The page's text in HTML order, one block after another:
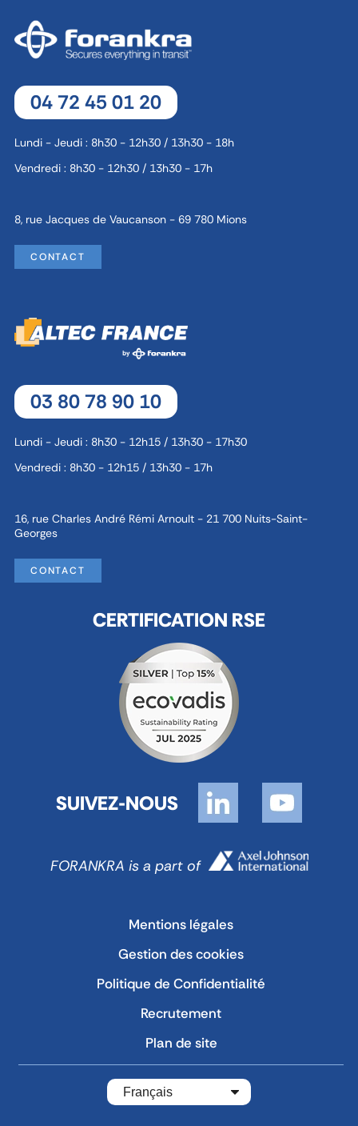
04 72 45 01 20
Lundi - Jeudi : 8h30 - 12h30 / 13h30 - 18h
Vendredi : 8h30 - 12h30 / 13h30 - 17h
8, rue Jacques de Vaucanson - 69 780 Mions
CONTACT
03 80 78 90 10
Lundi - Jeudi : 8h30 - 12h15 / 13h30 - 17h30
Vendredi : 8h30 - 12h15 / 13h30 - 17h
16, rue Charles André Rémi Arnoult - 21 700 Nuits-Saint-
Georges
CONTACT
CERTIFICATION RSE
SUIVEZ-NOUS
FORANKRA is a part of
Mentions légales
Gestion des cookies
Politique de Confidentialité
Recrutement
Plan de site
Français